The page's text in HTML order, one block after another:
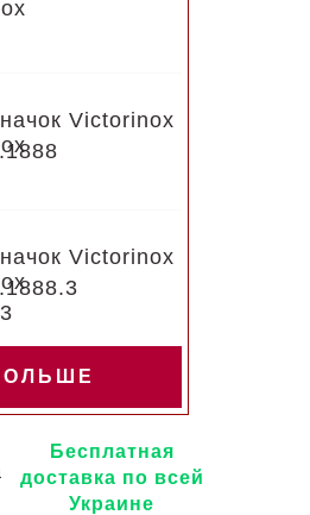
Victorinox
Victorinox
Бесплатная
доставка по всей
Украине